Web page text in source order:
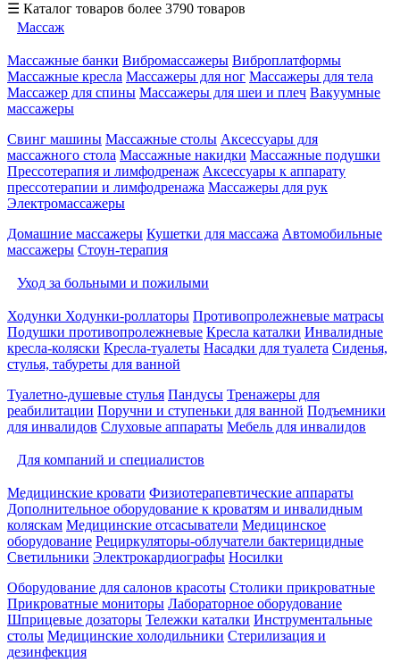
☰ Каталог товаров более 3790 товаров
Массаж
Массажные банки Вибромассажеры Виброплатформы
Массажные кресла Массажеры для ног Массажеры для тела
Массажер для спины Массажеры для шеи и плеч Вакуумные
массажеры
Свинг машины Массажные столы Аксессуары для
массажного стола Массажные накидки Массажные подушки
Прессотерапия и лимфодренаж Аксессуары к аппарату
прессотерапии и лимфодренажа Массажеры для рук
Электромассажеры
Домашние массажеры Кушетки для массажа Автомобильные
массажеры Стоун-терапия
Уход за больными и пожилыми
Ходунки Ходунки-роллаторы Противопролежневые матрасы
Подушки противопролежневые Кресла каталки Инвалидные
кресла-коляски Кресла-туалеты Насадки для туалета Сиденья,
стулья, табуреты для ванной
Туалетно-душевые стулья Пандусы Тренажеры для
реабилитации Поручни и ступеньки для ванной Подъемники
для инвалидов Слуховые аппараты Мебель для инвалидов
Для компаний и специалистов
Медицинские кровати Физиотерапевтические аппараты
Дополнительное оборудование к кроватям и инвалидным
коляскам Медицинские отсасыватели Медицинское
оборудование Рециркуляторы-облучатели бактерицидные
Светильники Электрокардиографы Носилки
Оборудование для салонов красоты Столики прикроватные
Прикроватные мониторы Лабораторное оборудование
Шприцевые дозаторы Тележки каталки Инструментальные
столы Медицинские холодильники Стерилизация и
дезинфекция